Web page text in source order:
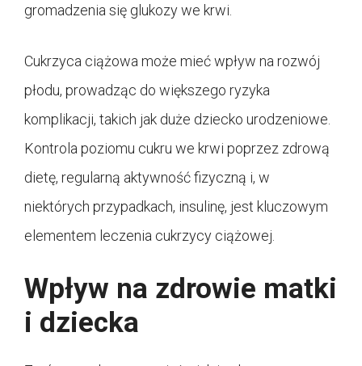
gromadzenia się glukozy we krwi.
Cukrzyca ciążowa może mieć wpływ na rozwój
płodu, prowadząc do większego ryzyka
komplikacji, takich jak duże dziecko urodzeniowe.
Kontrola poziomu cukru we krwi poprzez zdrową
dietę, regularną aktywność fizyczną i, w
niektórych przypadkach, insulinę, jest kluczowym
elementem leczenia cukrzycy ciążowej.
Wpływ na zdrowie matki
i dziecka